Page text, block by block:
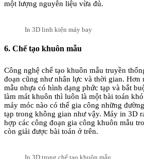
một lượng nguyên liệu vừa đủ.
In 3D linh kiện máy bay
6. Chế tạo khuôn mẫu
Công nghệ chế tạo khuôn mẫu truyền
đoạn cũng như nhân lực và thời gian. Hơn
mẫu nhựa có hình dạng phức tạp và bắt
làm mát khuôn thì luôn là một bài toán
máy móc nào có thể gia công những
tạp trong không gian như vậy. Máy in 3D
hợp các công đoạn gia công khuôn mẫu
còn giải được bài toán ở trên.
In 3D trong chế tạo khuôn mẫu